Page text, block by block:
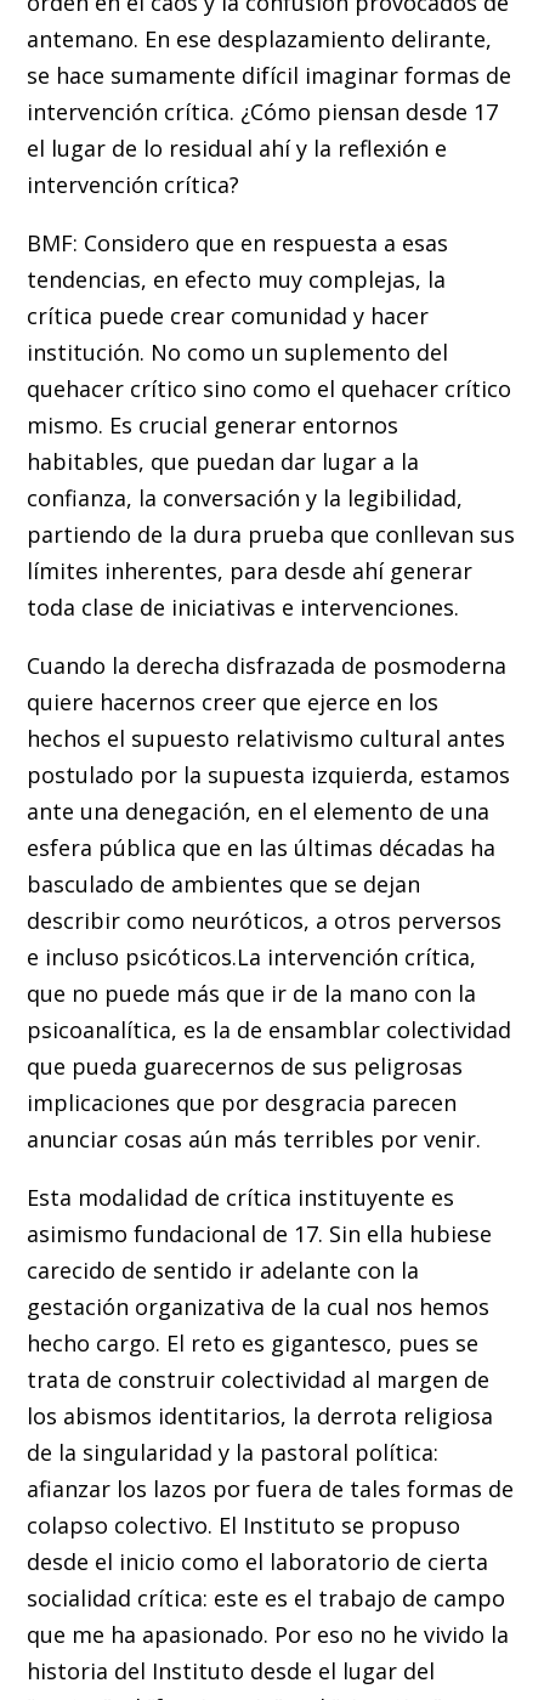
antemano. En ese desplazamiento delirante,
se hace sumamente difícil imaginar formas de
intervención crítica. ¿Cómo piensan desde 17
el lugar de lo residual ahí y la reflexión e
intervención crítica?
BMF: Considero que en respuesta a esas
tendencias, en efecto muy complejas, la
crítica puede crear comunidad y hacer
institución. No como un suplemento del
quehacer crítico sino como el quehacer crítico
mismo. Es crucial generar entornos
habitables, que puedan dar lugar a la
confianza, la conversación y la legibilidad,
partiendo de la dura prueba que conllevan sus
límites inherentes, para desde ahí generar
toda clase de iniciativas e intervenciones.
Cuando la derecha disfrazada de posmoderna
quiere hacernos creer que ejerce en los
hechos el supuesto relativismo cultural antes
postulado por la supuesta izquierda, estamos
ante una denegación, en el elemento de una
esfera pública que en las últimas décadas ha
basculado de ambientes que se dejan
describir como neuróticos, a otros perversos
e incluso psicóticos.La intervención crítica,
que no puede más que ir de la mano con la
psicoanalítica, es la de ensamblar colectividad
que pueda guarecernos de sus peligrosas
implicaciones que por desgracia parecen
anunciar cosas aún más terribles por venir.
Esta modalidad de crítica instituyente es
asimismo fundacional de 17. Sin ella hubiese
carecido de sentido ir adelante con la
gestación organizativa de la cual nos hemos
hecho cargo. El reto es gigantesco, pues se
trata de construir colectividad al margen de
los abismos identitarios, la derrota religiosa
de la singularidad y la pastoral política:
afianzar los lazos por fuera de tales formas de
colapso colectivo. El Instituto se propuso
desde el inicio como el laboratorio de cierta
socialidad crítica: este es el trabajo de campo
que me ha apasionado. Por eso no he vivido la
historia del Instituto desde el lugar del